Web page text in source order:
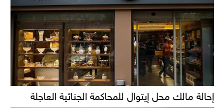
إحالة مالك محل إيتوال للمحاكمة الجنائية العاجلة